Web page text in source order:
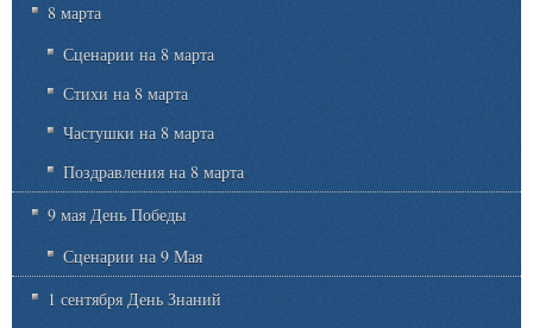
8 марта
Сценарии на 8 марта
Стихи на 8 марта
Частушки на 8 марта
Поздравления на 8 марта
9 мая День Победы
Сценарии на 9 Мая
1 сентября День Знаний